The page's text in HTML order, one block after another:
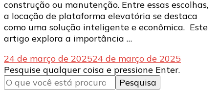
construção ou manutenção. Entre essas escolhas,
a locação de plataforma elevatória se destaca
como uma solução inteligente e econômica. Este
artigo explora a importância …
24 de março de 202524 de março de 2025
Procurando
algo?
Pesquise qualquer coisa e pressione Enter.